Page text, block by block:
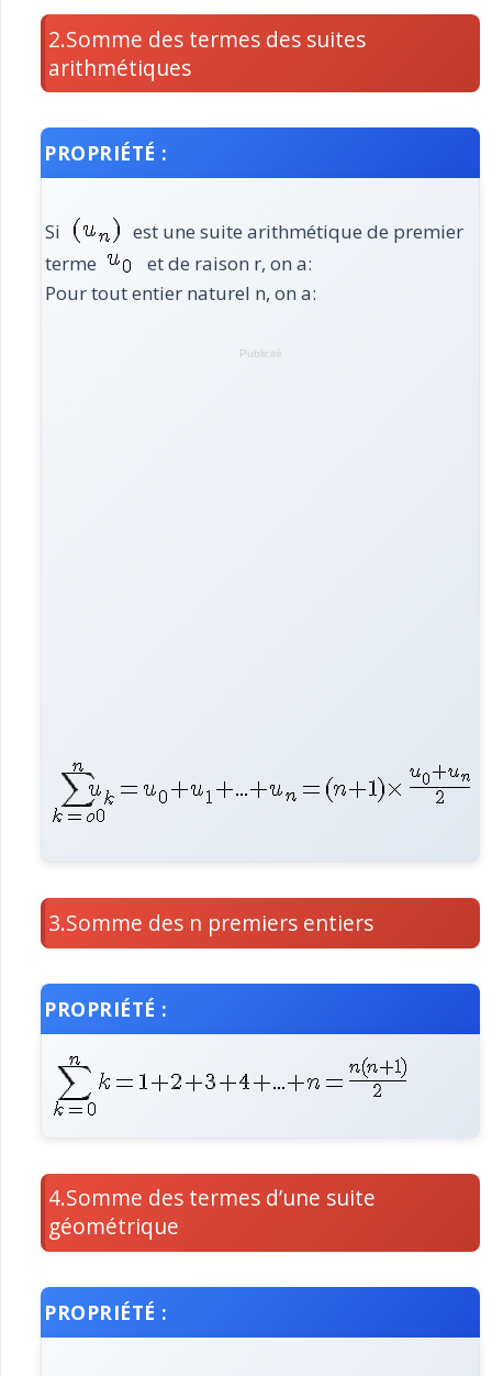
2.Somme des termes des suites
arithmétiques
PROPRIÉTÉ :
Si
est une suite arithmétique de premier
terme
et de raison r, on a:
Pour tout entier naturel n, on a:
Publicité
3.Somme des n premiers entiers
PROPRIÉTÉ :
4.Somme des termes d’une suite
géométrique
PROPRIÉTÉ :